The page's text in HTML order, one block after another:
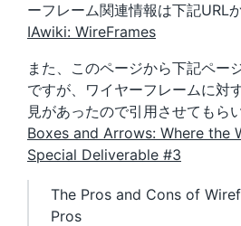
ーフレーム関連情報は下記URL
IAwiki: WireFrames
また、このページから下記ペー
ですが、ワイヤーフレームに対
見があったので引用させてもら
Boxes and Arrows: Where the
Special Deliverable #3
The Pros and Cons of
Pros